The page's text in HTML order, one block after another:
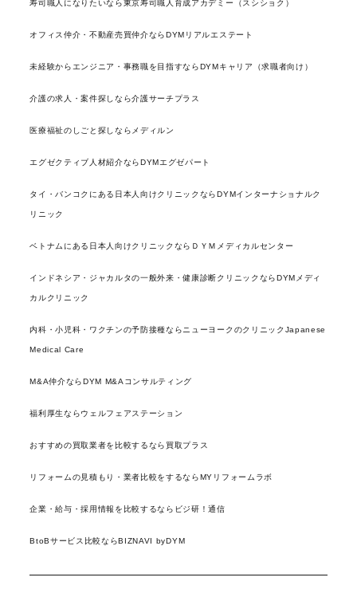
寿司職人になりたいなら東京寿司職人育成アカデミー（スシショク）
オフィス仲介・不動産売買仲介ならDYMリアルエステート
未経験からエンジニア・事務職を目指すならDYMキャリア（求職者向け）
介護の求人・案件探しなら介護サーチプラス
医療福祉のしごと探しならメディルン
エグゼクティブ人材紹介ならDYMエグゼパート
タイ・バンコクにある日本人向けクリニックならDYMインターナショナルク
リニック
ベトナムにある日本人向けクリニックならＤＹＭメディカルセンター
インドネシア・ジャカルタの一般外来・健康診断クリニックならDYMメディ
カルクリニック
内科・小児科・ワクチンの予防接種ならニューヨークのクリニックJapanese
Medical Care
M&A仲介ならDYM M&Aコンサルティング
福利厚生ならウェルフェアステーション
おすすめの買取業者を比較するなら買取プラス
リフォームの見積もり・業者比較をするならMYリフォームラボ
企業・給与・採用情報を比較するならビジ研！通信
BtoBサービス比較ならBIZNAVI byDYM